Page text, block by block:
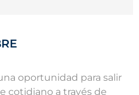
oportunidad para salir
cotidiano a través de